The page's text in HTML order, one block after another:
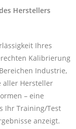
Herstellers
Ihres
Kalibrierung
Industrie,
aller Hersteller
– eine
Ihr Training/Test
anzeigt.